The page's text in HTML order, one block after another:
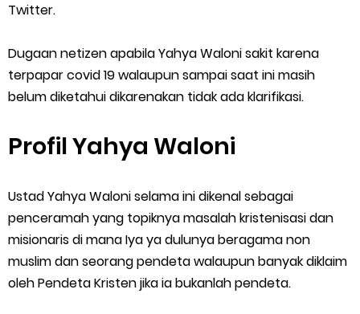
Twitter.
Dugaan netizen apabila Yahya Waloni sakit karena
terpapar covid 19 walaupun sampai saat ini masih
belum diketahui dikarenakan tidak ada klarifikasi.
Profil Yahya Waloni
Ustad Yahya Waloni selama ini dikenal sebagai
penceramah yang topiknya masalah kristenisasi dan
misionaris di mana Iya ya dulunya beragama non
muslim dan seorang pendeta walaupun banyak diklaim
oleh Pendeta Kristen jika ia bukanlah pendeta.